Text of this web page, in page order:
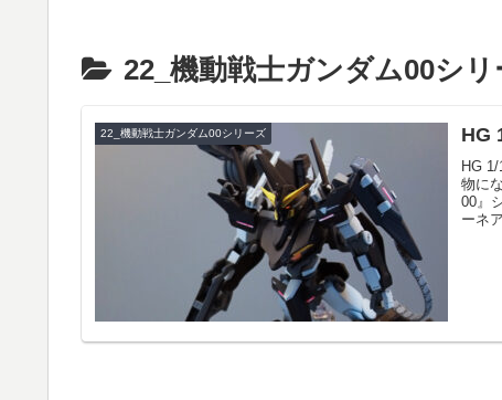
22_機動戦士ガンダム00シリ
22_機動戦士ガンダム00シリーズ HG
HG
物に
00』
ーネ